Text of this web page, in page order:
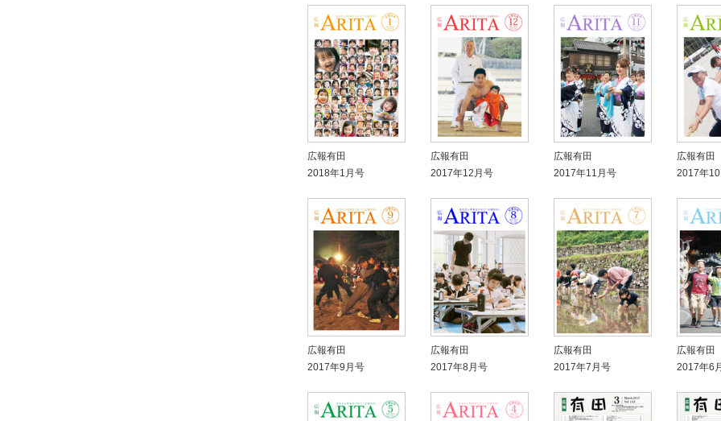
広報有田
2018年1月号
広報有田
2017年12月号
広報有田
2017年11月号
広報有田
2017年
広報有田
2017年9月号
広報有田
2017年8月号
広報有田
2017年7月号
広報有田
2017年6